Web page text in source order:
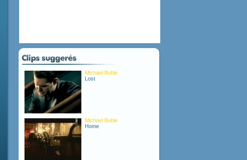
Michael Buble
Lost
Michael Buble
Home